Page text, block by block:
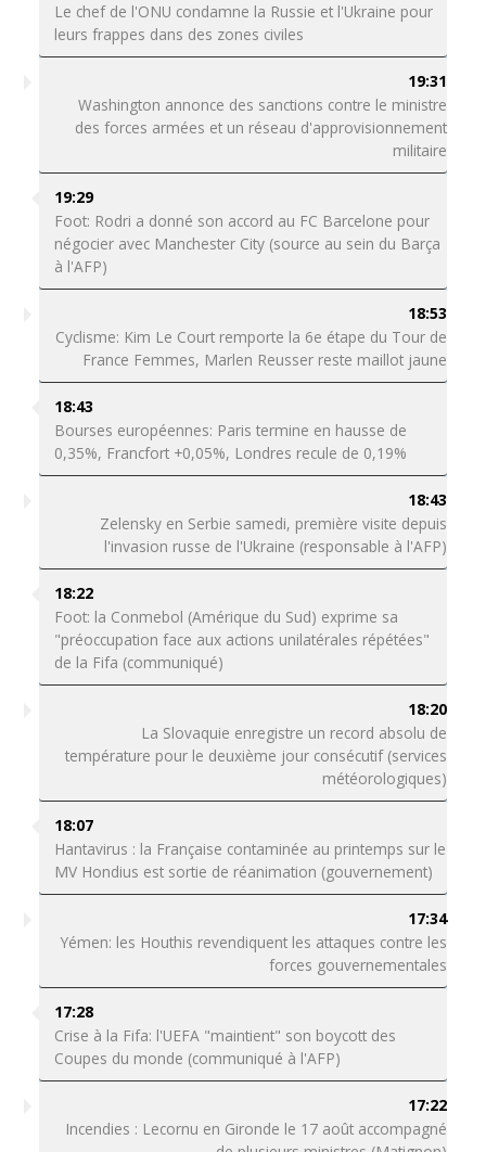
Le chef de l'ONU condamne la Russie et l'Ukraine pour
leurs frappes dans des zones civiles
19:31
Washington annonce des sanctions contre le ministre
des forces armées et un réseau d'approvisionnement
militaire
19:29
Foot: Rodri a donné son accord au FC Barcelone pour
négocier avec Manchester City (source au sein du Barça
à l'AFP)
18:53
Cyclisme: Kim Le Court remporte la 6e étape du Tour de
France Femmes, Marlen Reusser reste maillot jaune
18:43
Bourses européennes: Paris termine en hausse de
0,35%, Francfort +0,05%, Londres recule de 0,19%
18:43
Zelensky en Serbie samedi, première visite depuis
l'invasion russe de l'Ukraine (responsable à l'AFP)
18:22
Foot: la Conmebol (Amérique du Sud) exprime sa
"préoccupation face aux actions unilatérales répétées"
de la Fifa (communiqué)
18:20
La Slovaquie enregistre un record absolu de
température pour le deuxième jour consécutif (services
météorologiques)
18:07
Hantavirus : la Française contaminée au printemps sur le
MV Hondius est sortie de réanimation (gouvernement)
17:34
Yémen: les Houthis revendiquent les attaques contre les
forces gouvernementales
17:28
Crise à la Fifa: l'UEFA "maintient" son boycott des
Coupes du monde (communiqué à l'AFP)
17:22
Incendies : Lecornu en Gironde le 17 août accompagné